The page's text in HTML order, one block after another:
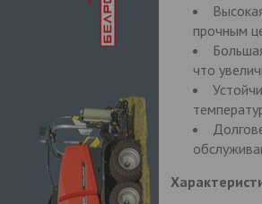
прочным
что